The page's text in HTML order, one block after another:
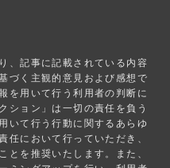
、記事に記載されている内容
づく主観的意見および感想で
を用いて行う利用者の判断に
ション」は一切の責任を負う
いて行う行動に関するあらゆ
任において行っていただき、
とを推奨いたします。また、